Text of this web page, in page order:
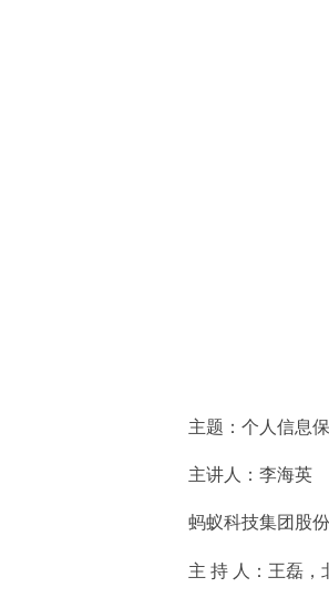
主题：个人信息
主讲人：李海英
蚂蚁科技集团股
主 持 人：王磊，